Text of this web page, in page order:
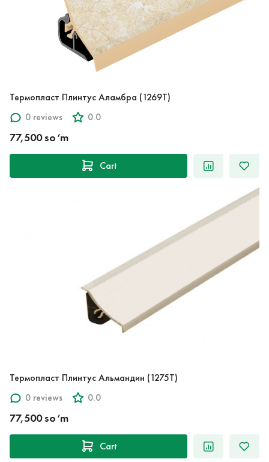
Термопласт Плинтус Аламбра (1269T)
0 reviews
0.0
77,500 so‘m
Cart
Термопласт Плинтус Альмандин (1275T)
0 reviews
0.0
77,500 so‘m
Cart